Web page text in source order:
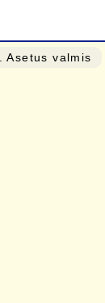
. Asetus valmis